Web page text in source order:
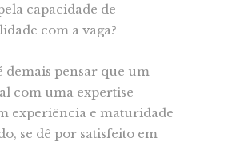
capacidade de
com a vaga?
demais pensar que um
com uma expertise
experiência e maturidade
se dê por satisfeito em